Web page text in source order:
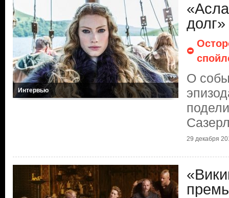
Интервью
долг»
О
29 декабря